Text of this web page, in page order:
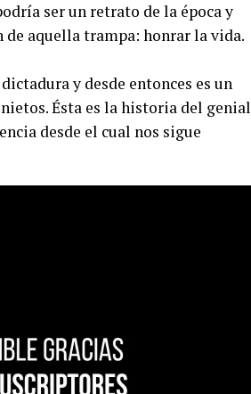
ser un retrato de la época y
aquella trampa: honrar la vida.
y desde entonces es un
Ésta es la historia del genial
desde el cual nos sigue